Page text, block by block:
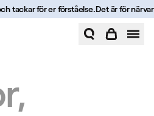
tackar för er förståelse.Det är för